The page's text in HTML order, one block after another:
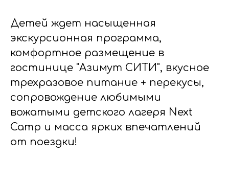
Детей ждет насыщенная
экскурсионная программа,
комфортное размещение в
гостинице "Азимут СИТИ", вкусное
трехразовое питание + перекусы,
сопровождение любимыми
вожатыми детского лагеря Next
Camp и масса ярких впечатлений
от поездки!